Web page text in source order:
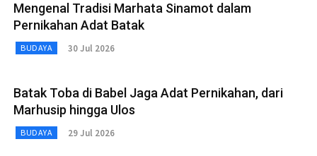
Mengenal Tradisi Marhata Sinamot dalam
Pernikahan Adat Batak
BUDAYA 30 Jul 2026
Batak Toba di Babel Jaga Adat Pernikahan, dari
Marhusip hingga Ulos
BUDAYA 29 Jul 2026